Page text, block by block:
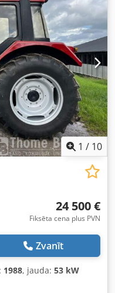
1 / 10
24 500 €
Fiksēta cena plus PVN
Zvanīt
1988, jauda: 53 kW